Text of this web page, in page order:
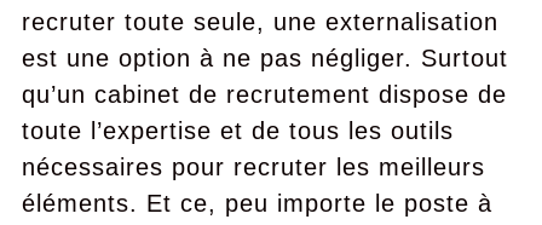
recruter toute seule, une externalisation
est une option à ne pas négliger. Surtout
qu’un cabinet de recrutement dispose de
toute l’expertise et de tous les outils
nécessaires pour recruter les meilleurs
éléments. Et ce, peu importe le poste à